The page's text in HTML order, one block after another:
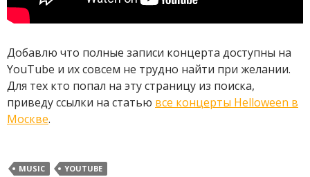
Добавлю что полные записи концерта доступны на
YouTube и их совсем не трудно найти при желании.
Для тех кто попал на эту страницу из поиска,
приведу ссылки на статью все концерты Helloween в
Москве.
MUSIC YOUTUBE